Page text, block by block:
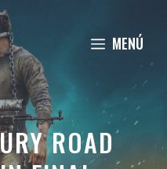
MENÚ
ROAD